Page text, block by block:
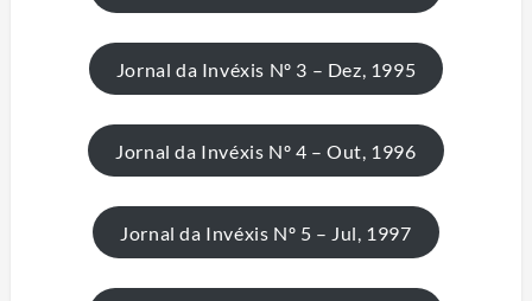
Jornal da Invéxis Nº 3 – Dez, 1995
Jornal da Invéxis Nº 4 – Out, 1996
Jornal da Invéxis Nº 5 – Jul, 1997